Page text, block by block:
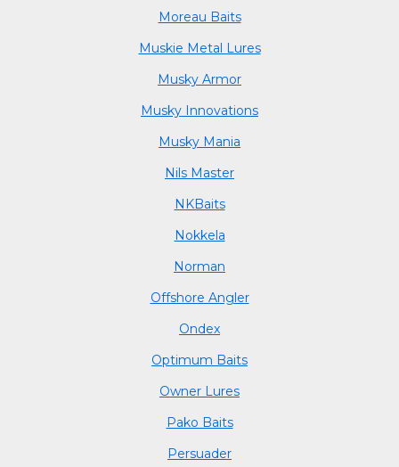
Moreau Baits
Muskie Metal Lures
Musky Armor
Musky Innovations
Musky Mania
Nils Master
NKBaits
Nokkela
Norman
Offshore Angler
Ondex
Optimum Baits
Owner Lures
Pako Baits
Persuader